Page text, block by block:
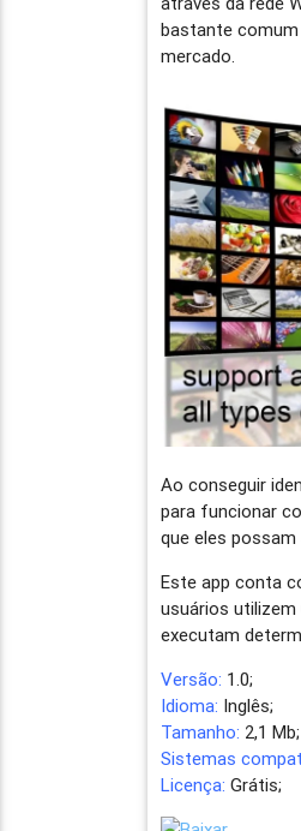
bastante
mercado.
Ao conseguir
para funcionar
que eles
Este app conta
usuários
executam
Versão: 1.0;
Idioma: Inglês;
Tamanho: 2,1 Mb;
Sistemas
Licença: Grátis;